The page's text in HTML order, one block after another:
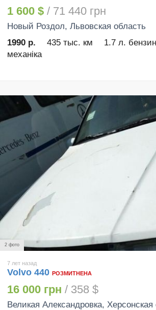
1 600 $ / 71 440 грн
Новый Роздол, Львовская область
1990 р.
435 тыс. км 1.7 л. бензин
механіка
2 фото
7 лет назад
Volvo 440 РОЗМИТНЕНА
16 000 грн / 358 $
Великая Александровка, Херсонская